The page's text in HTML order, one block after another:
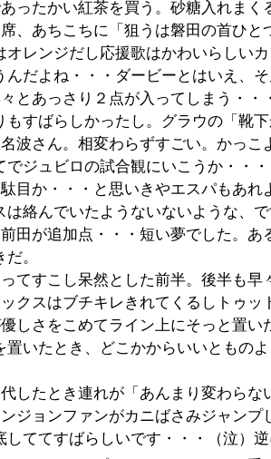
ったかい紅茶を買う。砂糖入れまく
、あちこちに「狙うは磐田の首ひ
オレンジだし応援歌はかわいらしい
んだよね・・・ダービーとはいえ、
とあっさり２点が入ってしまう・
もすばらしかったし。グラウの「靴
波さん。相変わらずすごい。かっ
でジュビロの試合観にいこうか・・
目か・・・と思いきやエスパもあ
は絡んでいたようないないような、
田が追加点・・・短い夢でした。
。
てすこし呆然とした前半。後半も
クスはブチキレきれてくるしトゥ
しさをこめてライン上にそっと置
置いたとき、どこかからいいともの
したとき連れが「あんまり変わらな
ジョンファンがカニばさみジャン
しててすばらしいです・・・（泣）